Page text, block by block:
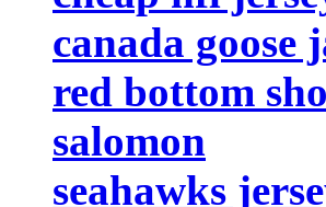
canada goose
red bottom
salomon
seahawks